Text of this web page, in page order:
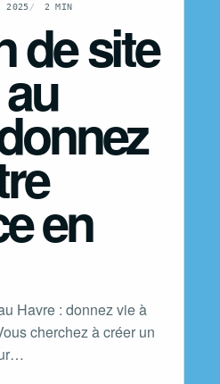
2025 2 MIN
de site
en
Havre : donnez vie à
cherchez à créer un